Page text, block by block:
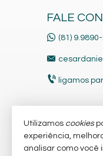
FALE
(81)
ligamos
VEJA
receba
Utilizamos cookies
experiência,
analisar como você